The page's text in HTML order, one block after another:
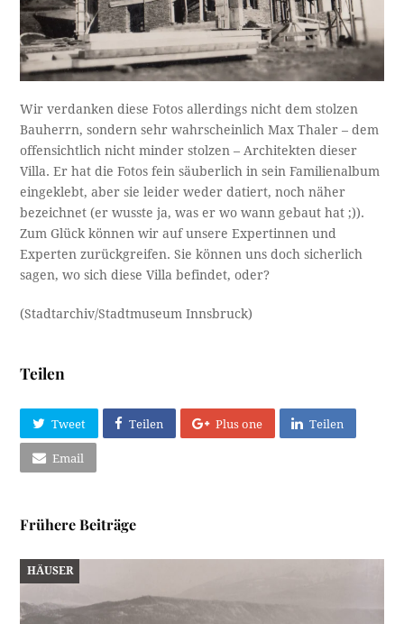
Wir verdanken diese Fotos allerdings nicht dem stolzen
Bauherrn, sondern sehr wahrscheinlich Max Thaler – dem
offensichtlich nicht minder stolzen – Architekten dieser
Villa. Er hat die Fotos fein säuberlich in sein Familienalbum
eingeklebt, aber sie leider weder datiert, noch näher
bezeichnet (er wusste ja, was er wo wann gebaut hat ;)).
Zum Glück können wir auf unsere Expertinnen und
Experten zurückgreifen. Sie können uns doch sicherlich
sagen, wo sich diese Villa befindet, oder?
(Stadtarchiv/Stadtmuseum Innsbruck)
Teilen
Tweet Teilen Plus one Teilen
Email
Frühere Beiträge
HÄUSER